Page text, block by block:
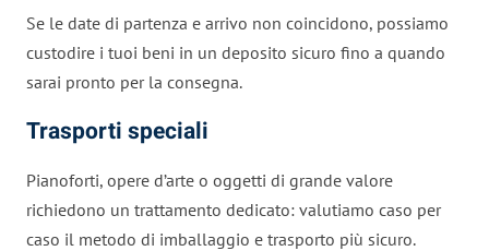
Se le date di partenza e arrivo non coincidono, possiamo
custodire i tuoi beni in un deposito sicuro fino a quando
sarai pronto per la consegna.
Trasporti speciali
Pianoforti, opere d’arte o oggetti di grande valore
richiedono un trattamento dedicato: valutiamo caso per
caso il metodo di imballaggio e trasporto più sicuro.